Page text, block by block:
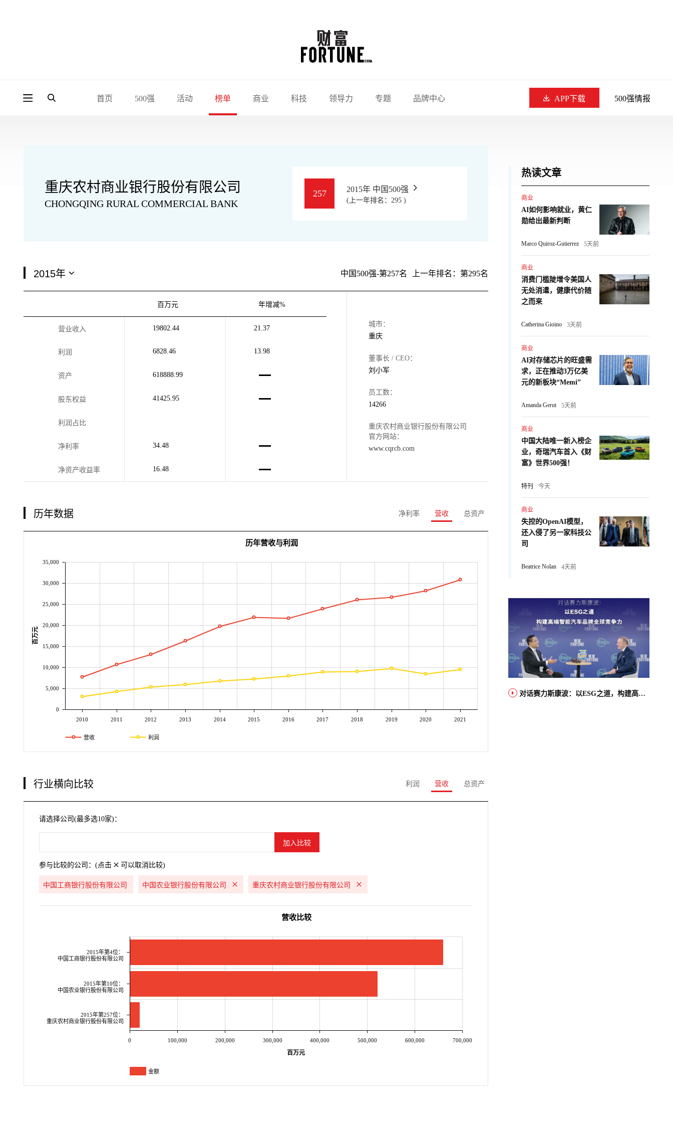
首页 500强 活动 榜单 商业 科技 领导力 专题 品牌中心 APP下载 500强情报
重庆农村商业银行股份有限公司
CHONGQING RURAL COMMERCIAL BANK
257 2015年 中国500强
(上一年排名：295 )
中国500强-第257名 上一年排名：第295名
百万元 年增减%
营业收入 19802.44 21.37
利润 6828.46 13.98
资产 618888.99
股东权益 41425.95
利润占比
净利率 34.48
净资产收益率 16.48
城市：
重庆
董事长 / CEO：
刘小军
员工数：
14266
重庆农村商业银行股份有限公司
官方网站：
www.cqrcb.com
历年数据 净利率 营收 总资产
2010 2011 2012 2013 2014 2015 2016 2017 2018 2019 2020 2021
0
5,000
10,000
15,000
20,000
25,000
30,000
35,000
百万元
历年营收与利润
营收 利润
行业横向比较 利润 营收 总资产
请选择公司(最多选10家)：
参与比较的公司：(点击 可以取消比较)
中国工商银行股份有限公司 中国农业银行股份有限公司 重庆农村商业银行股份有限公司
2015年第4位：
中国工商银行股份有限公司
2015年第10位：
中国农业银行股份有限公司
2015年第257位：
重庆农村商业银行股份有限公司
0 100,000 200,000 300,000 400,000 500,000 600,000 700,000
百万元
营收比较
金额
热读文章
商业
AI如何影响就业，黄仁
勋给出最新判断
Marco Quiroz-Gutierrez 5天前
商业
消费门槛陡增令美国人
无处消遣，健康代价随
之而来
Catherina Gioino 3天前
商业
AI对存储芯片的旺盛需
求，正在推动3万亿美
元的新板块“Memi”
Amanda Gerut 5天前
商业
中国大陆唯一新入榜企
业，奇瑞汽车首入《财
富》世界500强！
特刊 今天
商业
失控的OpenAI模型，
还入侵了另一家科技公
司
Beatrice Nolan 4天前
对话赛力斯康波：以ESG之道，构建高端智能汽车品牌全球竞争力